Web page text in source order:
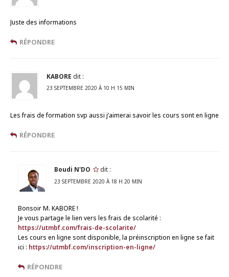
Juste des informations
RÉPONDRE
KABORE dit :
23 SEPTEMBRE 2020 À 10 H 15 MIN
Les frais de formation svp aussi j’aimerai savoir les cours sont en ligne
RÉPONDRE
Boudi N'DO dit :
23 SEPTEMBRE 2020 À 18 H 20 MIN
Bonsoir M. KABORE !
Je vous partage le lien vers les frais de scolarité :
https://utmbf.com/frais-de-scolarite/
Les cours en ligne sont disponible, la préinscription en ligne se fait
ici : https://utmbf.com/inscription-en-ligne/
RÉPONDRE